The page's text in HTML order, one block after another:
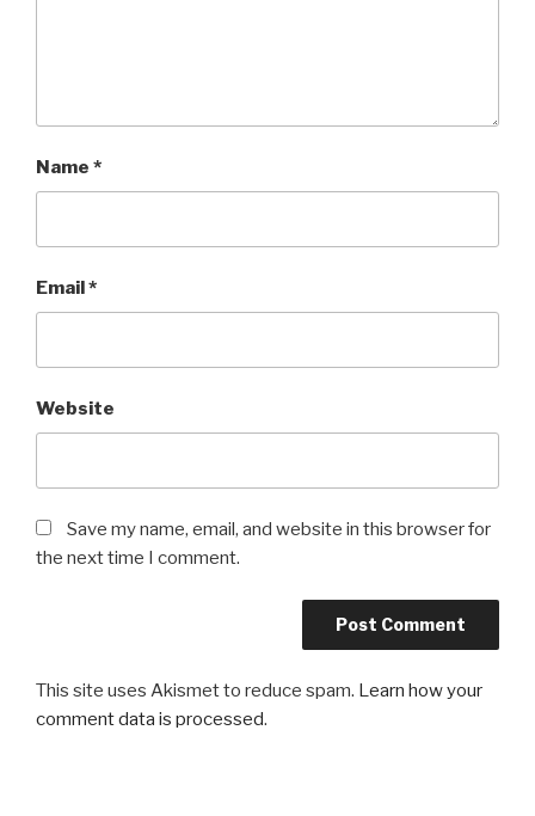
Name *
Email*
Website
Save my name, email, and website in this browser for
the next time I comment.
This site uses Akismet to reduce spam. Learn how your
comment data is processed.